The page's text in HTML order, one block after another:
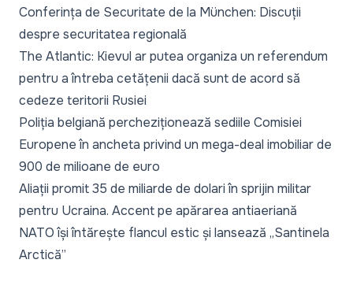
Conferința de Securitate de la München: Discuții
despre securitatea regională
The Atlantic: Kievul ar putea organiza un referendum
pentru a întreba cetățenii dacă sunt de acord să
cedeze teritorii Rusiei
Poliția belgiană percheziționează sediile Comisiei
Europene în ancheta privind un mega-deal imobiliar de
900 de milioane de euro
Aliații promit 35 de miliarde de dolari în sprijin militar
pentru Ucraina. Accent pe apărarea antiaeriană
NATO își întărește flancul estic și lansează „Santinela
Arctică”